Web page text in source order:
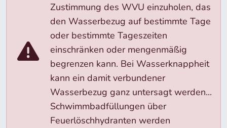
Zustimmung des WVU einzuholen, das
den Wasserbezug auf bestimmte Tage
oder bestimmte Tageszeiten
einschränken oder mengenmäßig
begrenzen kann. Bei Wasserknappheit
kann ein damit verbundener
Wasserbezug ganz untersagt werden...
Schwimmbadfüllungen über
Feuerlöschhydranten werden